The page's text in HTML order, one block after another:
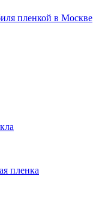
пленкой в Москве
пленка